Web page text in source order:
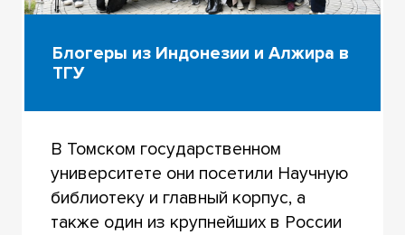
Блогеры из Индонезии и Алжира в
ТГУ
В Томском государственном
университете они посетили Научную
библиотеку и главный корпус, а
также один из крупнейших в России